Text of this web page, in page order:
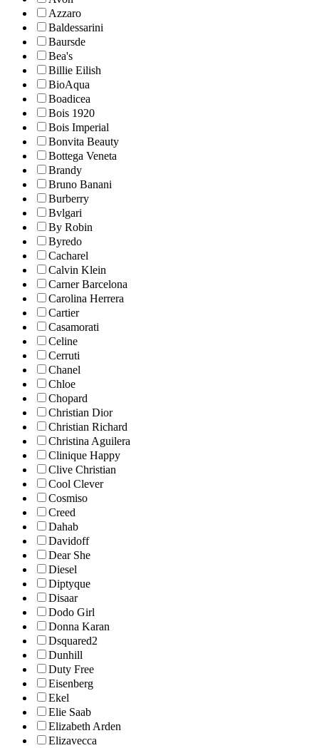
Azzaro
Baldessarini
Baursde
Bea's
Billie Eilish
BioAqua
Boadicea
Bois 1920
Bois Imperial
Bonvita Beauty
Bottega Veneta
Brandy
Bruno Banani
Burberry
Bvlgari
By Robin
Byredo
Cacharel
Calvin Klein
Carner Barcelona
Carolina Herrera
Cartier
Casamorati
Celine
Cerruti
Chanel
Chloe
Chopard
Christian Dior
Christian Richard
Christina Aguilera
Clinique Happy
Clive Christian
Cool Clever
Cosmiso
Creed
Dahab
Davidoff
Dear She
Diesel
Diptyque
Disaar
Dodo Girl
Donna Karan
Dsquared2
Dunhill
Duty Free
Eisenberg
Ekel
Elie Saab
Elizabeth Arden
Elizavecca